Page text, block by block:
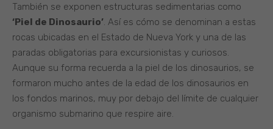
También se exponen estructuras sedimentarias como
‘Piel de Dinosaurio’. Así es cómo se denominan a estas
rocas ubicadas en el Estado de Nueva York y una de las
paradas obligatorias para excursionistas y curiosos.
Aunque su forma recuerda a la piel de los dinosaurios, se
formaron mucho antes de la edad de los dinosaurios en
los fondos marinos, muy por debajo del límite de cualquier
organismo submarino que respire aire.